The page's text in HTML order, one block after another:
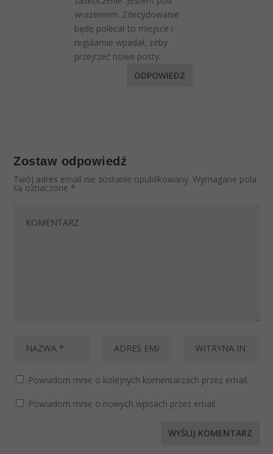
wrażeniem. Zdecydowanie
będę polecał to miejsce i
regularnie wpadał, żeby
przejrzeć nowe posty.
ODPOWIEDZ
Zostaw odpowiedź
Twój adres email nie zostanie opublikowany. Wymagane pola
są oznaczone *
Powiadom mnie o kolejnych komentarzach przez email.
Powiadom mnie o nowych wpisach przez email.